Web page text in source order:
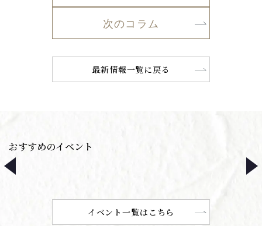
次のコラム
最新情報一覧に戻る
おすすめのイベント
イベント一覧はこちら